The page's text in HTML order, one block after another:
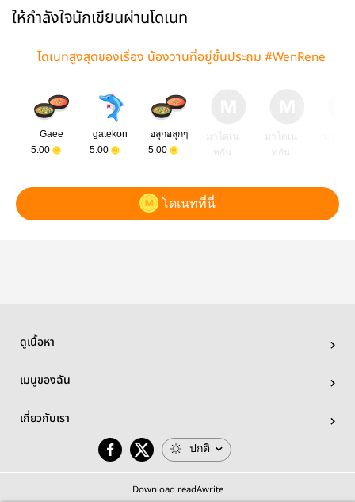
ให้กำลังใจนักเขียนผ่านโดเนท
โดเนทสูงสุดของเรื่อง น้องวานที่อยู่ชั้นประถม #WenRene
Gaee
5.00
gatekon
5.00
อลุกอลุกๆ
5.00
มาโดเน
ทกัน
มาโดเน
ทกัน
โดเนทที่นี่
ดูเนื้อหา
เมนูของฉัน
เกี่ยวกับเรา
ปกติ
Download readAwrite